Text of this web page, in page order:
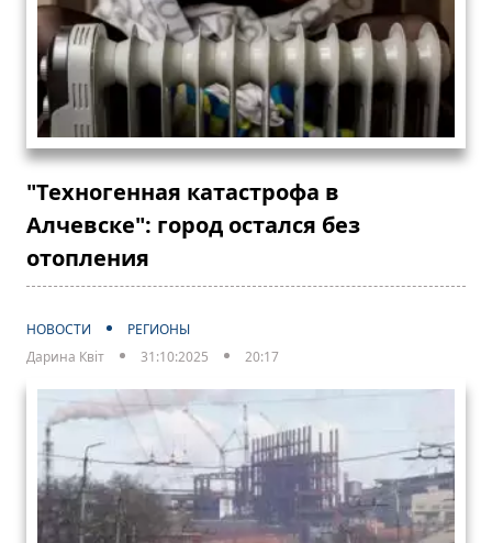
"Техногенная катастрофа в
Алчевске": город остался без
отопления
НОВОСТИ
РЕГИОНЫ
Дарина Квіт
31:10:2025 20:17